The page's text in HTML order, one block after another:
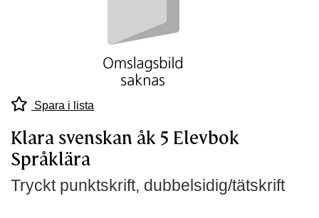
Spara i lista
Klara svenskan åk 5 Elevbok
Språklära
Tryckt punktskrift, dubbelsidig/tätskrift